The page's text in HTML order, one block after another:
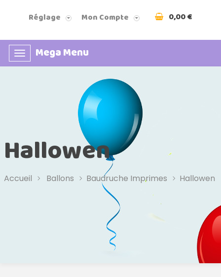
Réglage Mon Compte 0,00 €
Basculer
la
Mega Menu
Hallowen
Accueil Ballons Baudruche Imprimes Hallowen